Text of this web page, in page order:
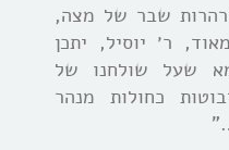
שבר של מצה,
ר׳ יוסיל, יתכן
שעל שולחנו של
כחולות מנהר